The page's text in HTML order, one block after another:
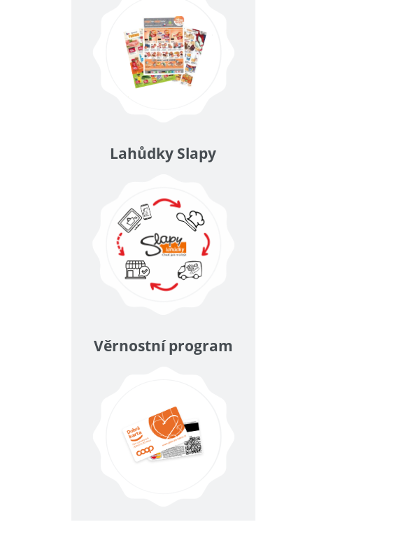
Lahůdky Slapy
Věrnostní program